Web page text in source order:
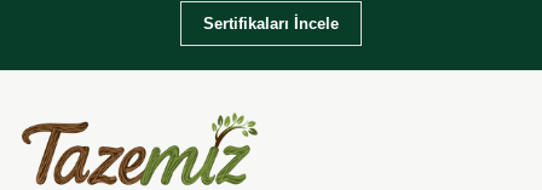
Sertifikaları İncele